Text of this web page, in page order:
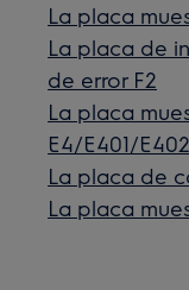
La placa
La placa de
de error F2
La placa
E4/E401/
La placa de
La placa